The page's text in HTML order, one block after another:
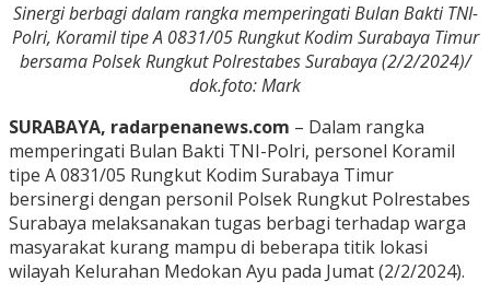
Sinergi berbagi dalam rangka memperingati Bulan Bakti TNI-
Polri, Koramil tipe A 0831/05 Rungkut Kodim Surabaya Timur
bersama Polsek Rungkut Polrestabes Surabaya (2/2/2024)/
dok.foto: Mark
SURABAYA, radarpenanews.com – Dalam rangka
memperingati Bulan Bakti TNI-Polri, personel Koramil
tipe A 0831/05 Rungkut Kodim Surabaya Timur
bersinergi dengan personil Polsek Rungkut Polrestabes
Surabaya melaksanakan tugas berbagi terhadap warga
masyarakat kurang mampu di beberapa titik lokasi
wilayah Kelurahan Medokan Ayu pada Jumat (2/2/2024).